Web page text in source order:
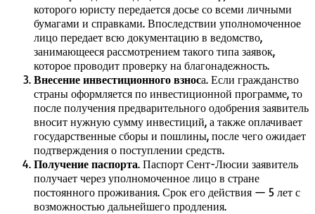
которого юристу передается досье со всеми личными
бумагами и справками. Впоследствии уполномоченное
лицо передает всю документацию в ведомство,
занимающееся рассмотрением такого типа заявок,
которое проводит проверку на благонадежность.
Внесение инвестиционного взноса. Если гражданство
страны оформляется по инвестиционной программе, то
после получения предварительного одобрения заявитель
вносит нужную сумму инвестиций, а также оплачивает
государственные сборы и пошлины, после чего ожидает
подтверждения о поступлении средств.
Получение паспорта. Паспорт Сент-Люсии заявитель
получает через уполномоченное лицо в стране
постоянного проживания. Срок его действия — 5 лет с
возможностью дальнейшего продления.